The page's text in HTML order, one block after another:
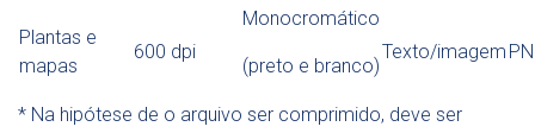
Plantas e
mapas
600 dpi
Monocromático
(preto e branco)
Texto/imagem
* Na hipótese de o arquivo ser comprimido, deve ser